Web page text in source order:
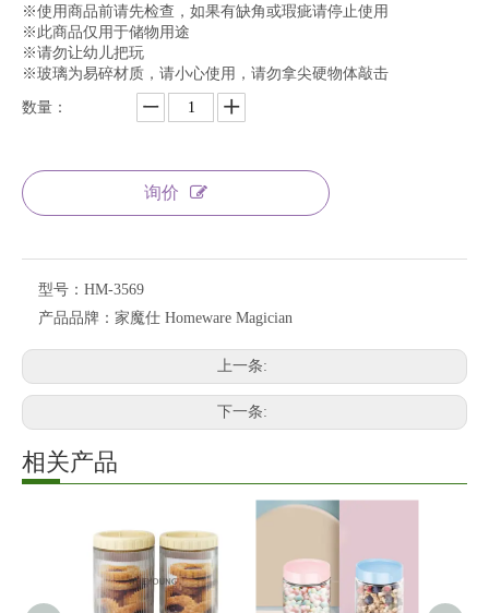
※使用商品前请先检查，如果有缺角或瑕疵请停止使用
※此商品仅用于储物用途
※请勿让幼儿把玩
※玻璃为易碎材质，请小心使用，请勿拿尖硬物体敲击
数量：
询价
型号： HM-3569
产品品牌： 家魔仕 Homeware Magician
上一条:
下一条:
相关产品